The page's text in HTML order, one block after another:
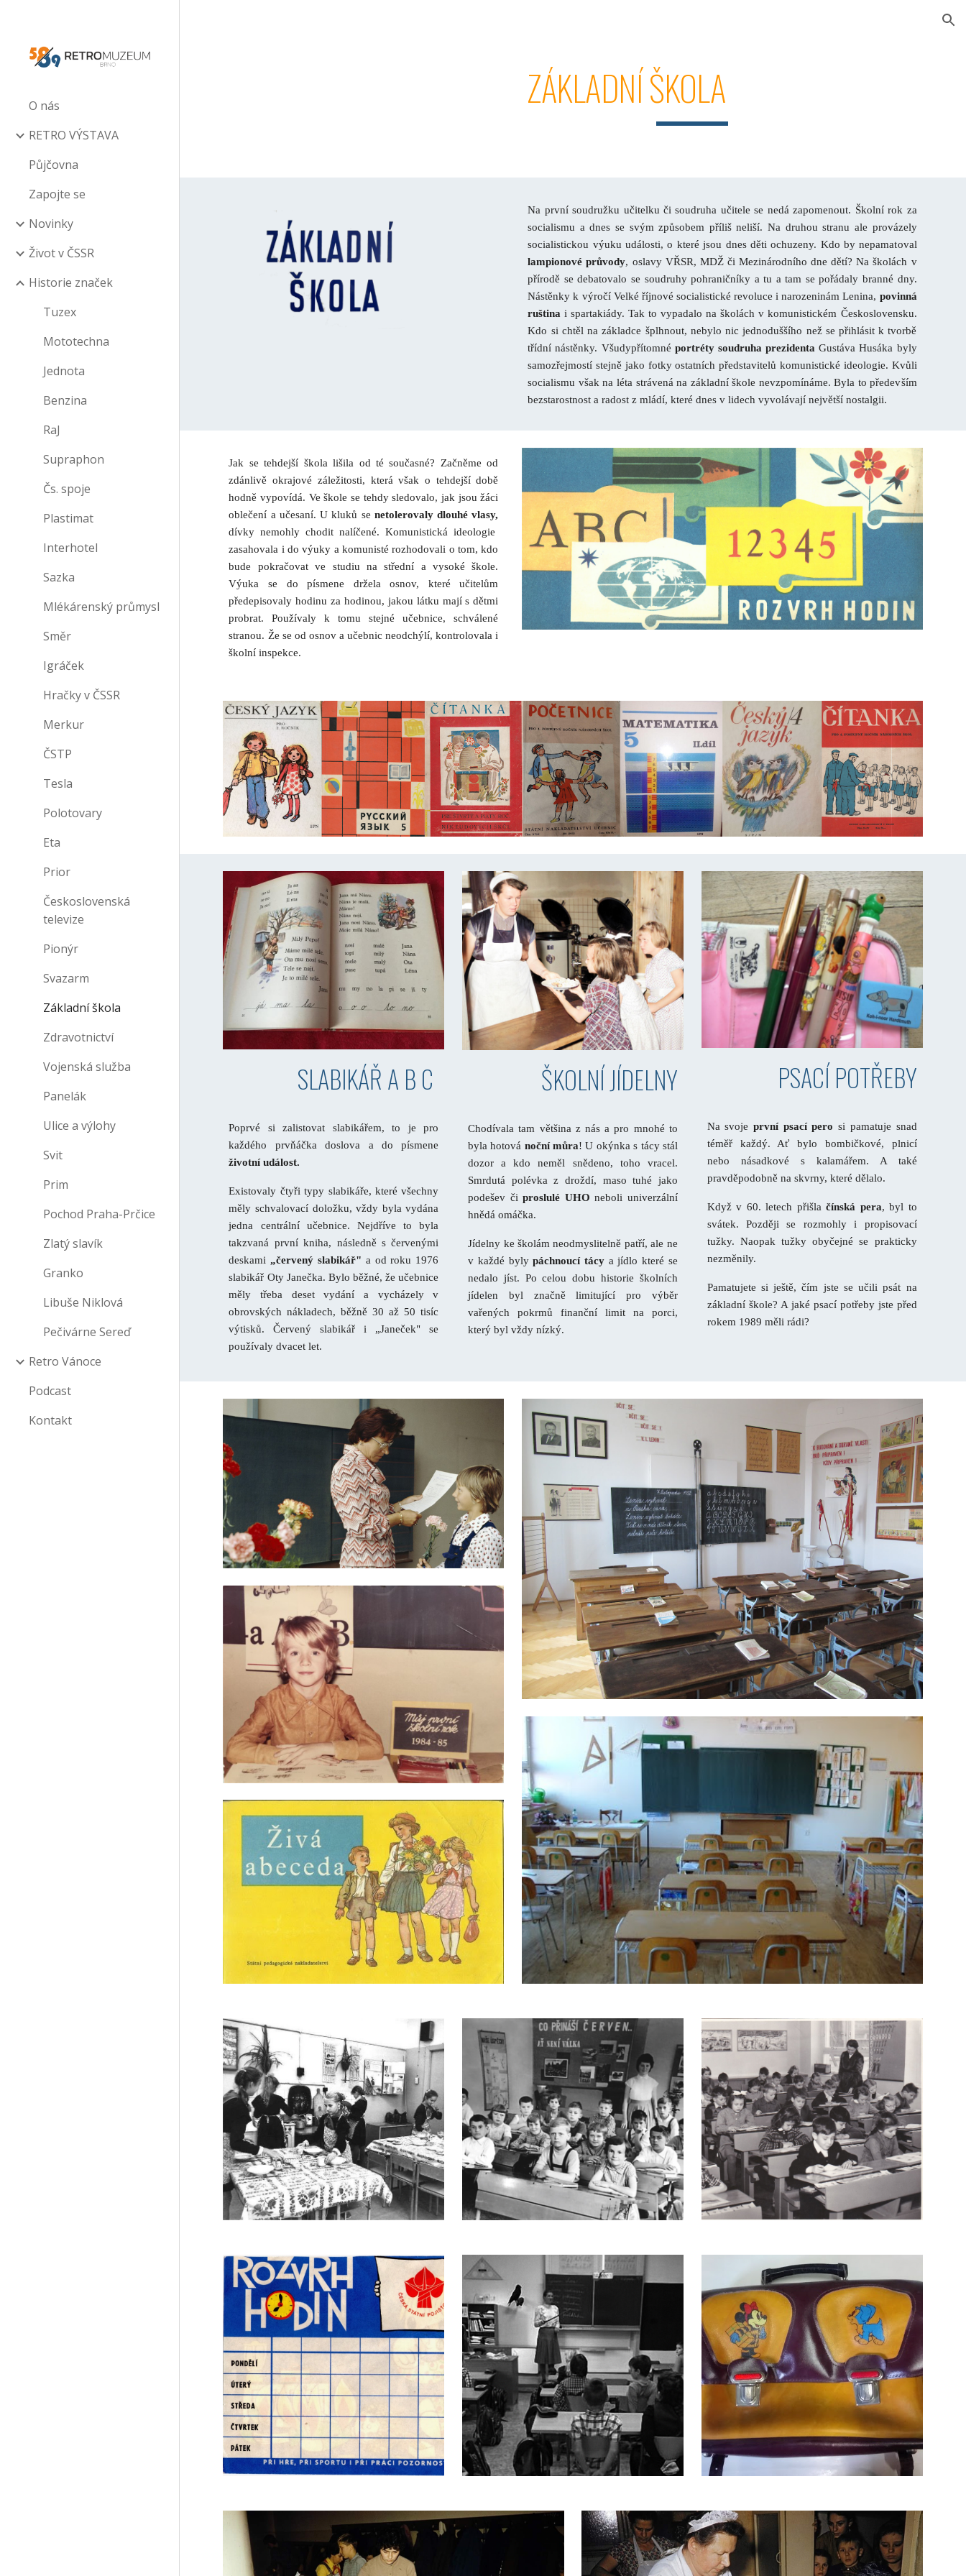
O nás
RETRO VÝSTAVA
Půjčovna
Zapojte se
Novinky
Život v ČSSR
Historie značek
Tuzex
Mototechna
Jednota
Benzina
RaJ
Supraphon
Čs. spoje
Plastimat
Interhotel
Sazka
Mlékárenský průmysl
Směr
Igráček
Hračky v ČSSR
Merkur
ČSTP
Tesla
Polotovary
Eta
Prior
Československá
televize
Pionýr
Svazarm
Základní škola
Zdravotnictví
Vojenská služba
Panelák
Ulice a výlohy
Svit
Prim
Pochod Praha-Prčice
Zlatý slavík
Granko
Libuše Niklová
Pečivárne Sereď
Retro Vánoce
Podcast
Kontakt
ZÁKLADNÍ ŠKOLA
Na první soudružku učitelku či soudruha učitele se nedá zapomenout. Školní rok za
socialismu a dnes se svým způsobem příliš neliší. Na druhou stranu ale provázely
socialistickou výuku události, o které jsou dnes děti ochuzeny. Kdo by nepamatoval
lampionové průvody, oslavy VŘSR, MDŽ či Mezinárodního dne dětí? Na školách v
přírodě se debatovalo se soudruhy pohraničníky a tu a tam se pořádaly branné dny.
Nástěnky k výročí Velké říjnové socialistické revoluce i narozeninám Lenina, povinná
ruština i spartakiády. Tak to vypadalo na školách v komunistickém Československu.
Kdo si chtěl na základce šplhnout, nebylo nic jednoduššího než se přihlásit k tvorbě
třídní nástěnky. Všudypřítomné portréty soudruha prezidenta Gustáva Husáka byly
samozřejmostí stejně jako fotky ostatních představitelů komunistické ideologie. Kvůli
socialismu však na léta strávená na základní škole nevzpomínáme. Byla to především
bezstarostnost a radost z mládí, které dnes v lidech vyvolávají největší nostalgii.
Jak se tehdejší škola lišila od té současné? Začněme od
zdánlivě okrajové záležitosti, která však o tehdejší době
hodně vypovídá. Ve škole se tehdy sledovalo, jak jsou žáci
oblečení a učesaní. U kluků se netolerovaly dlouhé vlasy,
dívky nemohly chodit nalíčené. Komunistická ideologie
zasahovala i do výuky a komunisté rozhodovali o tom, kdo
bude pokračovat ve studiu na střední a vysoké škole.
Výuka se do písmene držela osnov, které učitelům
předepisovaly hodinu za hodinou, jakou látku mají s dětmi
probrat. Používaly k tomu stejné učebnice, schválené
stranou. Že se od osnov a učebnic neodchýlí, kontrolovala i
školní inspekce.
SLABIKÁŘ A B C
Poprvé si zalistovat slabikářem, to je pro
každého prvňáčka doslova a do písmene
životní událost.
Existovaly čtyři typy slabikáře, které všechny
měly schvalovací doložku, vždy byla vydána
jedna centrální učebnice. Nejdříve to byla
takzvaná první kniha, následně s červenými
deskami „červený slabikář" a od roku 1976
slabikář Oty Janečka. Bylo běžné, že učebnice
měly třeba deset vydání a vycházely v
obrovských nákladech, běžně 30 až 50 tisíc
výtisků. Červený slabikář i „Janeček" se
používaly dvacet let.
ŠKOLNÍ JÍDELNY
Chodívala tam většina z nás a pro mnohé to
byla hotová noční můra! U okýnka s tácy stál
dozor a kdo neměl snědeno, toho vracel.
Smrdutá polévka z droždí, maso tuhé jako
podešev čiproslulé UHO neboli univerzální
hnědá omáčka.
Jídelny ke školám neodmyslitelně patří, ale ne
v každé bylypáchnoucí tácy a jídlo které se
nedalo jíst. Po celou dobu historie školních
jídelen byl značně limitující pro výběr
vařených pokrmů finanční limit na porci,
který byl vždy nízký.
PSACÍ POTŘEBY
Na svojeprvní psací pero si pamatuje snad
téměř každý. Ať bylo bombičkové, plnicí
nebo násadkové s kalamářem. A také
pravděpodobně na skvrny, které dělalo.
Když v 60. letech přišlačínská pera, byl to
svátek. Později se rozmohly i propisovací
tužky. Naopak tužky obyčejné se prakticky
nezměnily.
Pamatujete si ještě, čím jste se učili psát na
základní škole? A jaké psací potřeby jste před
rokem 1989 měli rádi?